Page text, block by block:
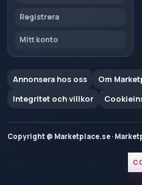
Registrera
Mitt konto
Annonsera hos oss Om
Integritet och villkor
Copyright @ Marketplace.se ·